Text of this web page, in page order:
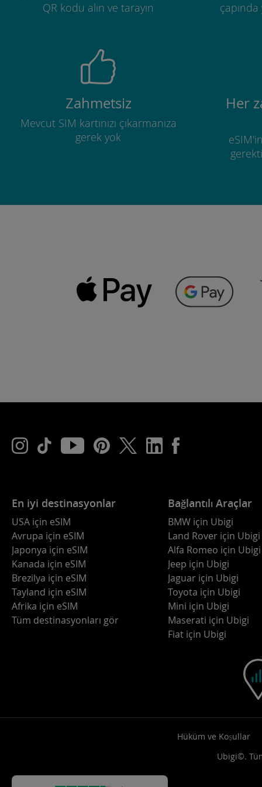
QR kodu alın ve tarayın
Zahmetsiz
Mevcut SIM kartınızı çıkarmanıza
gerek yok
Her
En iyi destinasyonlar
USA için eSIM
Avrupa için eSIM
Japonya için eSIM
Kanada için eSIM
Brezilya için eSIM
Tayland için eSIM
Afrika için eSIM
Tüm destinasyonları gör
Bağlantılı Araçlar
BMW için Ubigi
Land Rover için Ubigi
Alfa Romeo için Ubigi
Jeep için Ubigi
Jaguar için Ubigi
Toyota için Ubigi
Mini için Ubigi
Maserati için Ubigi
Fiat için Ubigi
Hüküm ve Koşullar
Ubigi©.